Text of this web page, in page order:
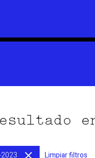
Limpiar filtros